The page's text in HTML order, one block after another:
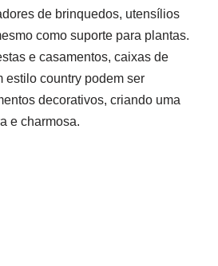
de brinquedos, utensílios
como suporte para plantas.
e casamentos, caixas de
estilo country podem ser
decorativos, criando uma
e charmosa.